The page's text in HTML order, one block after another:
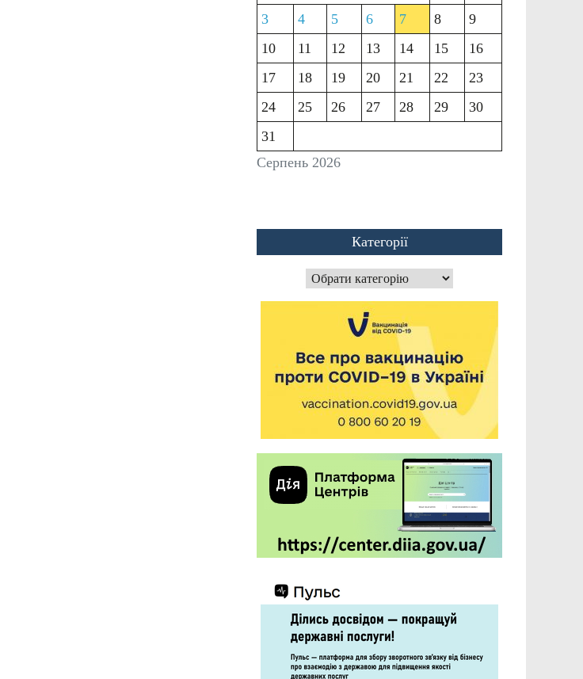
Серпень 2026
3
4 5 6 7 8
9
10
11 12 13 14 15
16
17
18 19 20 21 22
23
24
25 26 27 28 29
30
31
Категорії
Категорії